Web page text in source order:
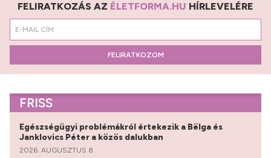
FELIRATKOZÁS AZ ÉLETFORMA.HU HÍRLEVELÉRE
FELIRATKOZOM
FRISS
Egészségügyi problémákról értekezik a Bëlga és
Janklovics Péter a közös dalukban
2026. AUGUSZTUS 8.